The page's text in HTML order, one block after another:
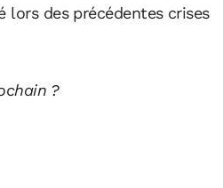
des précédentes crises
?